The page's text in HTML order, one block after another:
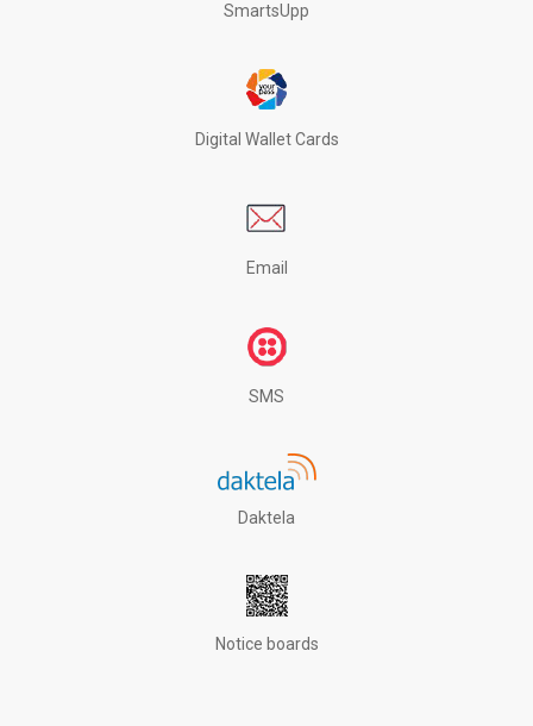
SmartsUpp
Digital Wallet Cards
Email
SMS
Daktela
Notice boards